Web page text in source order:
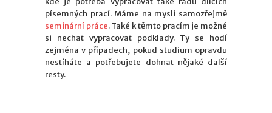
písemných prací. Máme na mysli samozřejmě
seminární práce. Také k těmto pracím je možné
si nechat vypracovat podklady. Ty se hodí
zejména v případech, pokud studium opravdu
nestíháte a potřebujete dohnat nějaké další
resty.